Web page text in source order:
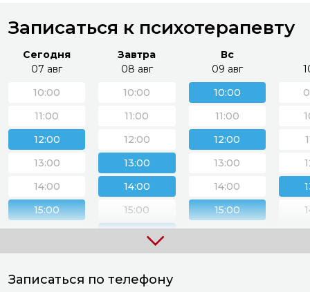
Записаться к психотерапевту
Сегодня
07 авг
10:00
11:00
12:00
13:00
14:00
15:00
17:00
18:00
Завтра
08 авг
10:00
11:00
12:00
13:00
14:00
15:00
16:00
17:00
Вс
09 авг
10:00
11:00
12:00
13:00
14:00
15:00
17:00
Записаться по телефону